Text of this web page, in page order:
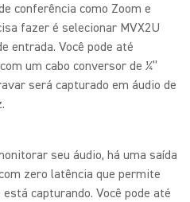
conferência como Zoom e
fazer é selecionar MVX2U
entrada. Você pode até
um cabo conversor de ¼”
será capturado em áudio de
seu áudio, há uma saída
zero latência que permite
capturando. Você pode até